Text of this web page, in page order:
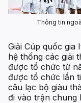
Thông tin
Giải Cúp quốc gia
hệ thống các giải
được tổ chức từ
được tổ chức lần
câu lạc bộ giàu
đi vào trận chung